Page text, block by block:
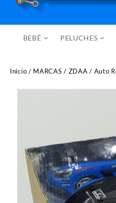
BEBÉ PELUCHES
Inicio / MARCAS / ZDAA / Auto